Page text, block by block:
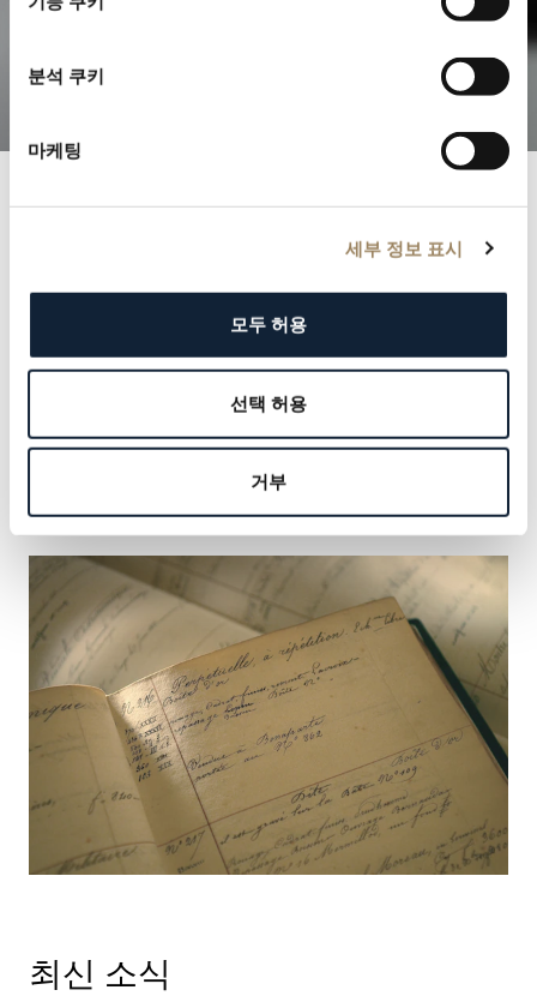
분석 쿠키
마케팅
세부 정보 표시
모두 허용
선택 허용
거부
브레게 기록
명망 높은 브레게 기록부와 함께 역사 속으로 들어가 보
십시오. 각 기록은 군주에서 문화적 아이콘에 이르기까지
정의해온 이름들을 탐험하고, 그 속에 자신의 이름을 새
길 기회를 잡으십시오.
더 알아보기
최신 소식